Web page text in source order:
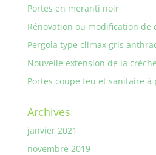
Portes en meranti noir
Rénovation ou modification de
Pergola type climax gris
Nouvelle extension de la
Portes coupe feu et sanitaire à
Archives
janvier 2021
novembre 2019